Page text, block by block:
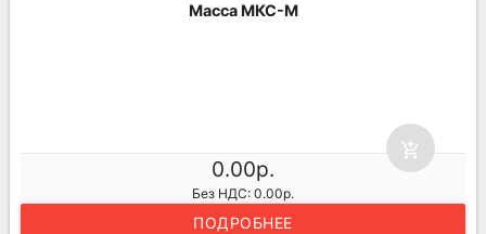
Масса МКС-М
add_shopping_cart
0.00р.
Без НДС: 0.00р.
ПОДРОБНЕЕ